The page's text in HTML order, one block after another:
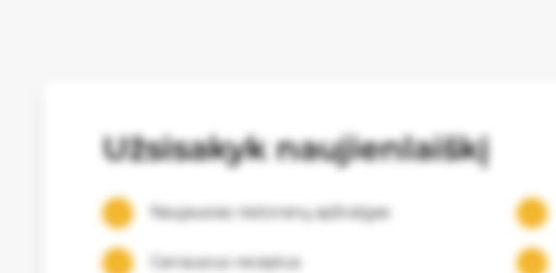
Užsisakyk naujienlaiškį
Naujausias restoranų apžvalgas
Geriausius receptus